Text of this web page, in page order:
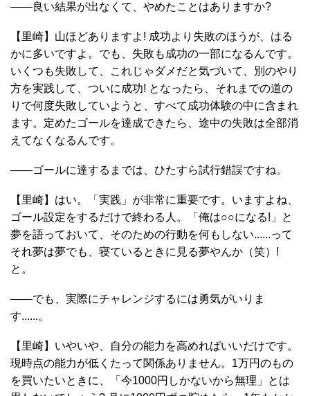
――良い結果が出なくて、やめたことはありますか?
【里崎】山ほどありますよ! 成功より失敗のほうが、はる
かに多いですよ。でも、失敗も成功の一部になるんです。
いくつも失敗して、これじゃダメだと気づいて、別のやり
方を実践して、ついに成功! となったら、それまでの道の
りで何度失敗していようと、すべて成功体験の中に含まれ
ます。定めたゴールを達成できたら、途中の失敗は全部消
えてなくなるんです。
――ゴールに達するまでは、ひたすら試行錯誤ですね。
【里崎】はい。「実践」が非常に重要です。いますよね、
ゴール設定をするだけで終わる人。「俺は○○になる!」と
夢を語っておいて、そのための行動を何もしない......って
それ夢は夢でも、寝ているときに見る夢やんか（笑）!
と。
――でも、実際にチャレンジするには勇気がいりま
す......。
【里崎】いやいや、自分の能力を高めればいいだけです。
現時点の能力が低くたって関係ありません。1万円のもの
を買いたいときに、「今1000円しかないから無理」とは